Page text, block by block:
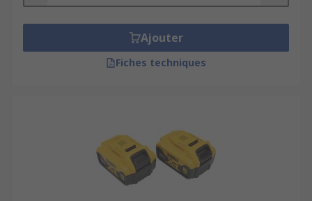
Ajouter
Fiches techniques